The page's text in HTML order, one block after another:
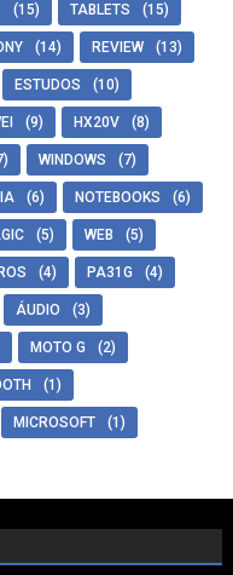
(15) TABLETS (15)
(14) REVIEW (13)
ESTUDOS (10)
(9) HX20V (8)
WINDOWS (7)
IA (6) NOTEBOOKS (6)
(5) WEB (5)
(4) PA31G (4)
ÁUDIO (3)
MOTO G (2)
(1)
MICROSOFT (1)